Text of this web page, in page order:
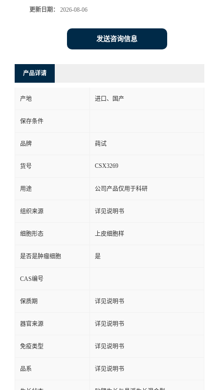
更新日期： 2026-08-06
发送咨询信息
产品详请
产地 进口、国产
保存条件
品牌 莼试
货号 CSX3269
用途 公司产品仅用于科研
组织来源 详见说明书
细胞形态 上皮细胞样
是否是肿瘤细胞 是
CAS编号
保质期 详见说明书
器官来源 详见说明书
免疫类型 详见说明书
品系 详见说明书